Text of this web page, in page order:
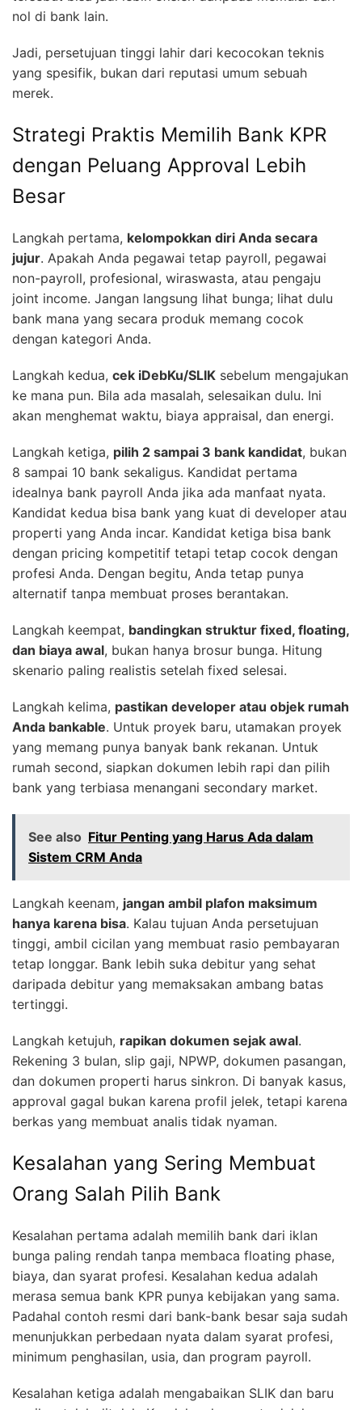
nol di bank lain.
Jadi, persetujuan tinggi lahir dari kecocokan teknis
yang spesifik, bukan dari reputasi umum sebuah
merek.
Strategi Praktis Memilih Bank KPR
dengan Peluang Approval Lebih
Besar
Langkah pertama, kelompokkan diri Anda secara
jujur. Apakah Anda pegawai tetap payroll, pegawai
non-payroll, profesional, wiraswasta, atau pengaju
joint income. Jangan langsung lihat bunga; lihat dulu
bank mana yang secara produk memang cocok
dengan kategori Anda.
Langkah kedua, cek iDebKu/SLIK sebelum mengajukan
ke mana pun. Bila ada masalah, selesaikan dulu. Ini
akan menghemat waktu, biaya appraisal, dan energi.
Langkah ketiga, pilih 2 sampai 3 bank kandidat, bukan
8 sampai 10 bank sekaligus. Kandidat pertama
idealnya bank payroll Anda jika ada manfaat nyata.
Kandidat kedua bisa bank yang kuat di developer atau
properti yang Anda incar. Kandidat ketiga bisa bank
dengan pricing kompetitif tetapi tetap cocok dengan
profesi Anda. Dengan begitu, Anda tetap punya
alternatif tanpa membuat proses berantakan.
Langkah keempat, bandingkan struktur fixed, floating,
dan biaya awal, bukan hanya brosur bunga. Hitung
skenario paling realistis setelah fixed selesai.
Langkah kelima, pastikan developer atau objek rumah
Anda bankable. Untuk proyek baru, utamakan proyek
yang memang punya banyak bank rekanan. Untuk
rumah second, siapkan dokumen lebih rapi dan pilih
bank yang terbiasa menangani secondary market.
See also Fitur Penting yang Harus Ada dalam
Sistem CRM Anda
Langkah keenam, jangan ambil plafon maksimum
hanya karena bisa. Kalau tujuan Anda persetujuan
tinggi, ambil cicilan yang membuat rasio pembayaran
tetap longgar. Bank lebih suka debitur yang sehat
daripada debitur yang memaksakan ambang batas
tertinggi.
Langkah ketujuh, rapikan dokumen sejak awal.
Rekening 3 bulan, slip gaji, NPWP, dokumen pasangan,
dan dokumen properti harus sinkron. Di banyak kasus,
approval gagal bukan karena profil jelek, tetapi karena
berkas yang membuat analis tidak nyaman.
Kesalahan yang Sering Membuat
Orang Salah Pilih Bank
Kesalahan pertama adalah memilih bank dari iklan
bunga paling rendah tanpa membaca floating phase,
biaya, dan syarat profesi. Kesalahan kedua adalah
merasa semua bank KPR punya kebijakan yang sama.
Padahal contoh resmi dari bank-bank besar saja sudah
menunjukkan perbedaan nyata dalam syarat profesi,
minimum penghasilan, usia, dan program payroll.
Kesalahan ketiga adalah mengabaikan SLIK dan baru